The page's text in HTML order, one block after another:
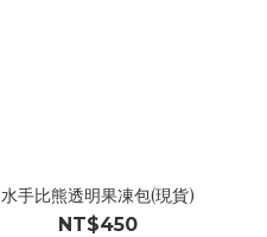
水手比熊透明果凍包(現貨)
NT$450